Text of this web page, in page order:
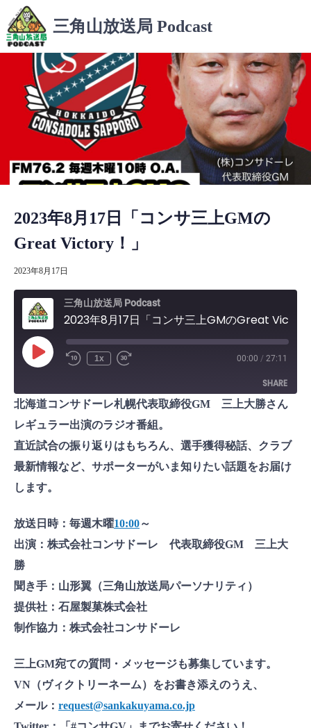
ン
テ
プ
三角山放送局 Podcast
2023年8月17日「コンサ三上GMの
Great Victory！」
2023年8月17日
三角山放送局 Podcast
P
l
E
p
s
d
e
1x 00:00 / 27:11
SHARE
SHARE
LINK
EMBED
北海道コンサドーレ札幌代表取締役GM 三上大勝さん
レギュラー出演のラジオ番組。
直近試合の振り返りはもちろん、選手獲得秘話、クラブ
最新情報など、サポーターがいま知りたい話題をお届け
します。
放送日時：毎週木曜10:00～
出演：株式会社コンサドーレ 代表取締役GM 三上大
勝
聞き手：山形翼（三角山放送局パーソナリティ）
提供社：石屋製菓株式会社
制作協力：株式会社コンサドーレ
三上GM宛ての質問・メッセージも募集しています。
VN（ヴィクトリーネーム）をお書き添えのうえ、
メール： request@sankakuyama.co.jp